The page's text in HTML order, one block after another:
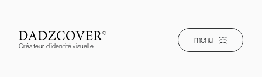
content
Créateur d’identité visuelle
menu